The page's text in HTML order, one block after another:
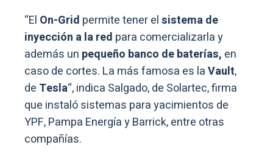
“El On-Grid permite tener elsistema de
inyección a la red para comercializarla y
además un pequeño banco de baterías, en
caso de cortes. La más famosa es laVault,
de Tesla“, indica Salgado, de Solartec, firma
que instaló sistemas para yacimientos de
YPF, Pampa Energía y Barrick, entre otras
compañías.